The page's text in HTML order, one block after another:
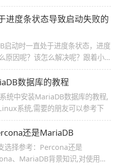
替代品”，MariaDB包括的一些
篇文章给大家介绍MySQL和
考下
进度条状态导致启动失败的
动时一直处于进度条状态，进度
原因呢？该怎么解决呢？跟着小
数据库的教程
统中安装MariaDB数据库的教程,
系统,需要的朋友可以参考下
还是MariaDB
选择参考：Percona还是
、MariaDB背景知识,对使用它